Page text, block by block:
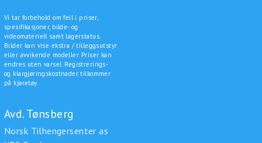
Vi tar forbehold om feil i priser,
spesifikasjoner, bilde- og
videomateriell samt lagerstatus.
Bilder kan vise ekstra / tilleggsutstyr
eller avvikende modeller. Priser kan
endres uten varsel. Registrerings-
og klargjøringskostnader tilkommer
på kjøretøy.
Avd. Tønsberg
Norsk Tilhengersenter as